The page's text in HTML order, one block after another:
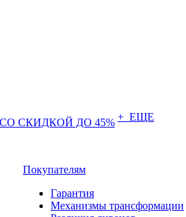
СКИДКОЙ ДО 45% + ЕЩЕ
Покупателям
Гарантия
Механизмы трансформации